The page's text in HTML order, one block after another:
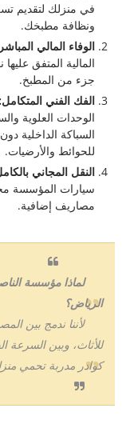
في منزلك لتقديم
ونظافة مطبخك.
الوفاء المالي
المالية المتفق عليها
جزء من المطبخ.
الفك الفني
الوحدات العلوية
السباكة
للحوائط والأرضيات.
النقل المجاني
سيارات المؤسسة
مصاريف إضافية.
لماذا مؤسسة
الرياض؟
لأننا ندمج بين
للأثاث، وبين السرعة
كوادر مدربة تحمي